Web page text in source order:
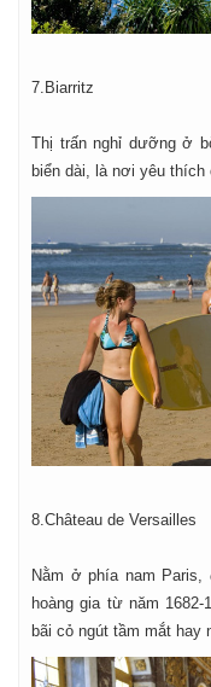
7.Biarritz
Thị trấn nghỉ dưỡng ở
biển dài, là nơi yêu
8.Château de Versailles
Nằm ở phía nam
hoàng gia từ năm
bãi cỏ ngút tầm mắt hay